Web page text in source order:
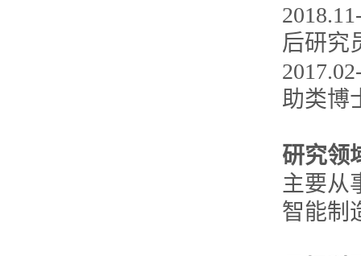
后研究
助类博
研究领
主要从
智能制